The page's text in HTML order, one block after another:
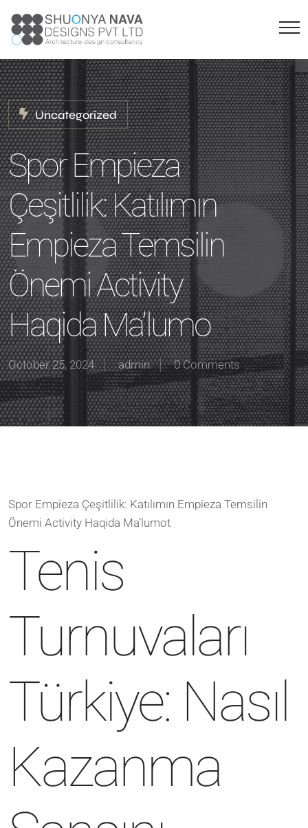
Uncategorized
Spor Empieza
Çeşitlilik: Katılımın
Empieza Temsilin
Önemi Activity
Haqida Ma’lumo
October 25, 2024 admin 0 Comments
Spor Empieza Çeşitlilik: Katılımın Empieza Temsilin
Önemi Activity Haqida Ma’lumot
Tenis
Turnuvaları
Türkiye: Nasıl
Kazanma